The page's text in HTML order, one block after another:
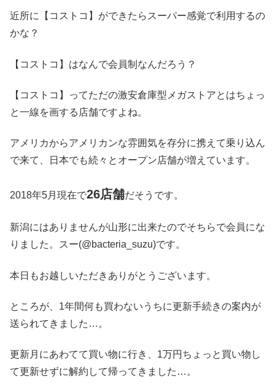
近所に【コストコ】ができたらスーパー感覚で利用するの
かな？
【コストコ】はなんで会員制なんだろう？
【コストコ】ってただの激安倉庫型メガストアとはちょっ
と一線を画する店舗ですよね。
アメリカからアメリカンな雰囲気を存分に携えて乗り込ん
で来て、日本でも続々とオープン店舗が増えています。
2018年5月現在で26店舗だそうです。
新潟にはありませんが山形に出来たのでそちらで会員にな
りました。スー(@bacteria_suzu)です。
本日もお越しいただきありがとうございます。
ところが、1年間何も買わないうちに更新手続きの案内が
送られてきました…。
更新月にあわてて買い物に行き、1万円ちょっと買い物し
て更新せずに解約して帰ってきました…。